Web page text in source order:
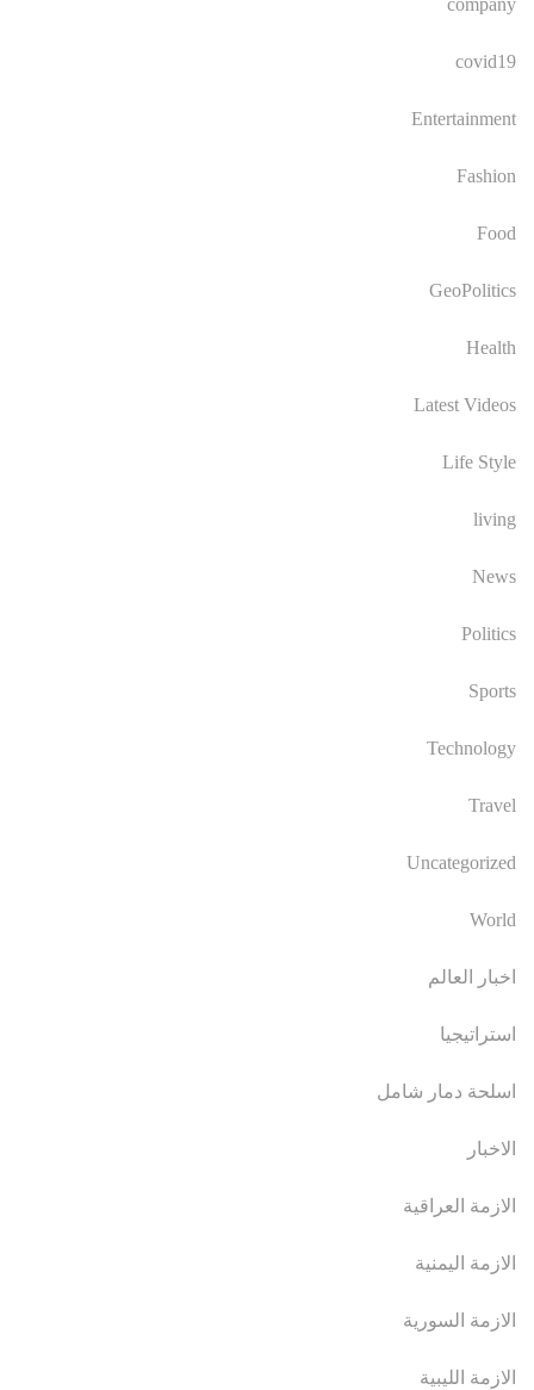
company
covid19
Entertainment
Fashion
Food
GeoPolitics
Health
Latest Videos
Life Style
living
News
Politics
Sports
Technology
Travel
Uncategorized
World
اخبار العالم
استراتيجيا
اسلحة دمار شامل
الاخبار
الازمة العراقية
الازمة اليمنية
الازمة السورية
الازمة الليبية